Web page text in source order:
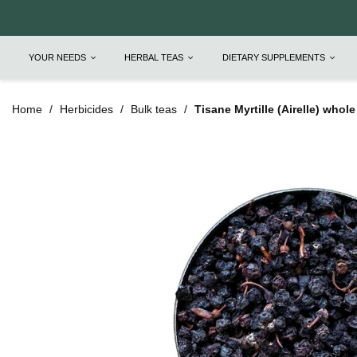
YOUR NEEDS HERBAL TEAS DIETARY SUPPLEMENTS
Home Herbicides Bulk teas Tisane Myrtille (Airelle) whole